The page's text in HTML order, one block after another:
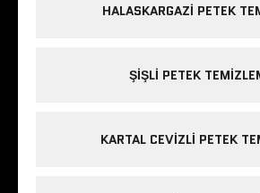
HALASKARGAZI PETEK
ŞIŞLI PETEK
KARTAL CEVIZLI PETEK